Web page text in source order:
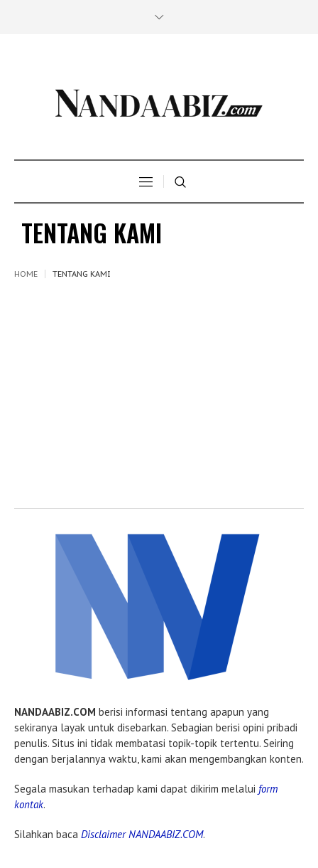
TENTANG KAMI
HOME TENTANG KAMI
NANDAABIZ.COM berisi informasi tentang apapun yang
sekiranya layak untuk disebarkan. Sebagian berisi opini pribadi
penulis. Situs ini tidak membatasi topik-topik tertentu. Seiring
dengan berjalannya waktu, kami akan mengembangkan konten.
Segala masukan terhadap kami dapat dikirim melalui form
kontak.
Silahkan baca Disclaimer NANDAABIZ.COM.